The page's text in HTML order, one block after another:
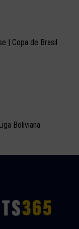
| Copa de Brasil
Boliviana